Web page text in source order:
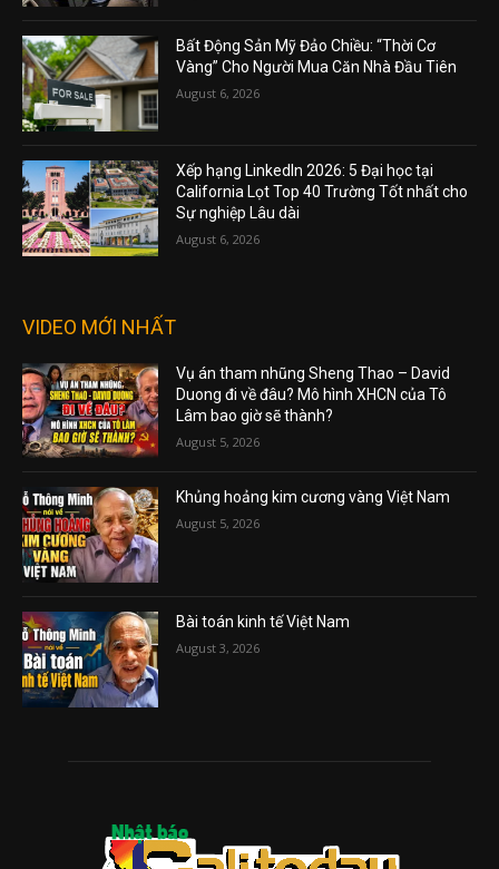
Bất Động Sản Mỹ Đảo Chiều: “Thời Cơ
Vàng” Cho Người Mua Căn Nhà Đầu Tiên
August 6, 2026
Xếp hạng LinkedIn 2026: 5 Đại học tại
California Lọt Top 40 Trường Tốt nhất cho
Sự nghiệp Lâu dài
August 6, 2026
VIDEO MỚI NHẤT
Vụ án tham nhũng Sheng Thao – David
Duong đi về đâu? Mô hình XHCN của Tô
Lâm bao giờ sẽ thành?
August 5, 2026
Khủng hoảng kim cương vàng Việt Nam
August 5, 2026
Bài toán kinh tế Việt Nam
August 3, 2026